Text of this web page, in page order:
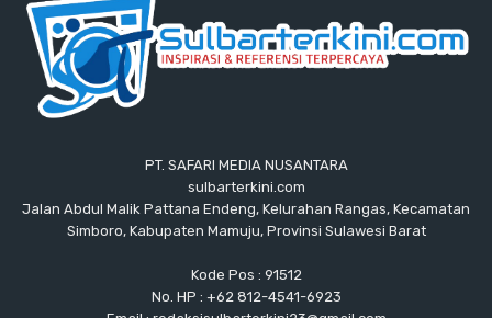
PT. SAFARI MEDIA NUSANTARA
sulbarterkini.com
Jalan Abdul Malik Pattana Endeng, Kelurahan Rangas, Kecamatan
Simboro, Kabupaten Mamuju, Provinsi Sulawesi Barat
Kode Pos : 91512
No. HP : +62 812-4541-6923